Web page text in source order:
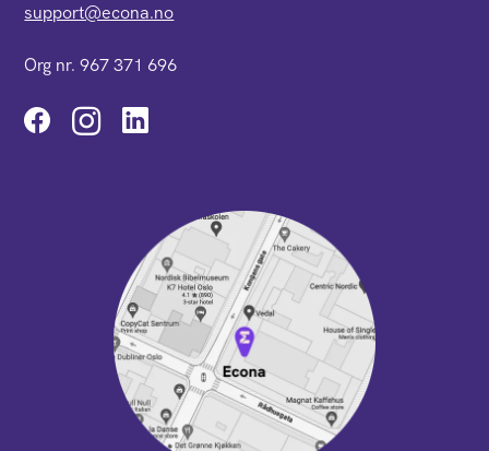
support@econa.no
Org nr. 967 371 696
Instagram